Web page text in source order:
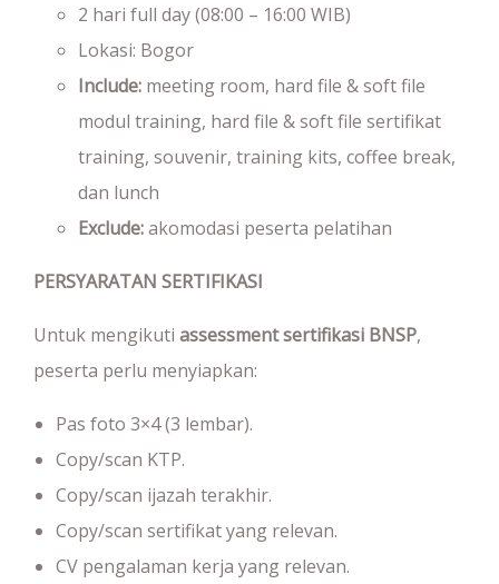
2 hari full day (08:00 – 16:00 WIB)
Lokasi: Bogor
Include: meeting room, hard file & soft file
modul training, hard file & soft file sertifikat
training, souvenir, training kits, coffee break,
dan lunch
Exclude:akomodasi peserta pelatihan
PERSYARATAN SERTIFIKASI
Untuk mengikuti assessment sertifikasi BNSP,
peserta perlu menyiapkan:
Pas foto 3×4 (3 lembar).
Copy/scan KTP.
Copy/scan ijazah terakhir.
Copy/scan sertifikat yang relevan.
CV pengalaman kerja yang relevan.